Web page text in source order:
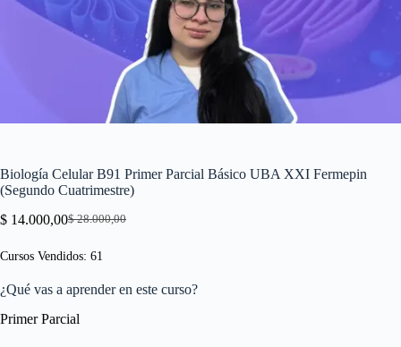
Biología Celular B91 Primer Parcial Básico UBA XXI Fermepin
(Segundo Cuatrimestre)
$28.000,00
El
original
$ 28.000,00.
$ 14.000,00El
actual
$ 14.000,00.
Cursos Vendidos: 61
¿Qué vas a aprender en este curso?
Primer Parcial